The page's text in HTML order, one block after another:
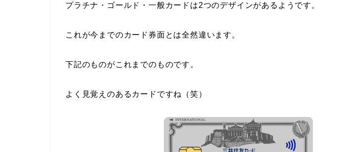
プラチナ・ゴールド・一般カードは2つのデザインがあるようです。
これが今までのカード券面とは全然違います。
下記のものがこれまでのものです。
よく見覚えのあるカードですね（笑）